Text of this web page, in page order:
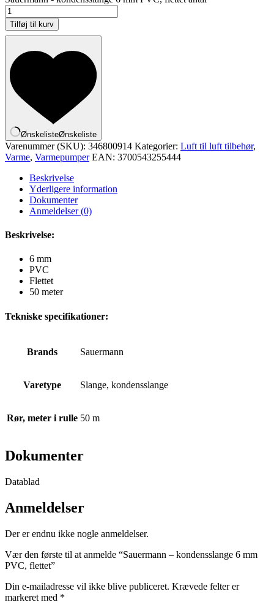
Tilføj til kurv
ØnskelisteØnskeliste
Varenummer (SKU): 346800914 Kategorier: Luft til luft tilbehør,
Varme, Varmepumper EAN: 3700543255444
Beskrivelse
Yderligere information
Dokumenter
Anmeldelser (0)
Beskrivelse:
6 mm
PVC
Flettet
50 meter
Tekniske specifikationer:
Brands Sauermann
Varetype Slange, kondensslange
Rør, meter i rulle 50 m
Dokumenter
Datablad
Anmeldelser
Der er endnu ikke nogle anmeldelser.
Vær den første til at anmelde “Sauermann – kondensslange 6 mm
PVC, flettet”
Din e-mailadresse vil ikke blive publiceret. Krævede felter er
markeret med *